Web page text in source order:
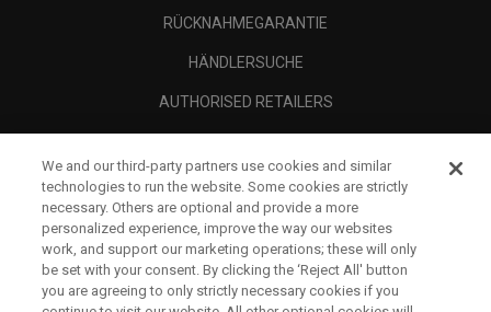
RÜCKNAHMEGARANTIE
HÄNDLERSUCHE
AUTHORISED RETAILERS
UNTERNEHMENSPROFIL
RECHTLICHES-
We and our third-party partners use cookies and similar
technologies to run the website. Some cookies are strictly
necessary. Others are optional and provide a more
personalized experience, improve the way our websites
work, and support our marketing operations; these will only
be set with your consent. By clicking the ‘Reject All' button
you are agreeing to only strictly necessary cookies if you